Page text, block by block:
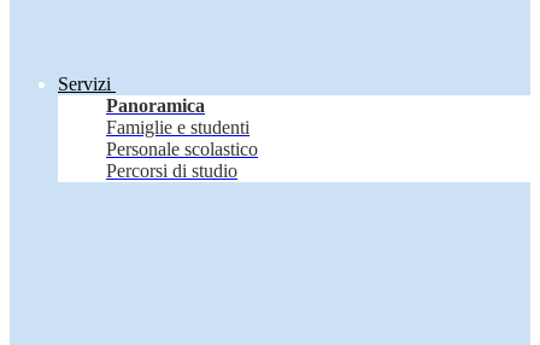
Servizi
Panoramica
Famiglie e studenti
Personale scolastico
Percorsi di studio